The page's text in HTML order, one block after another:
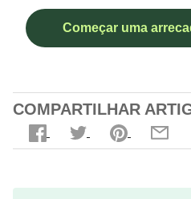
Começar uma
COMPARTILHAR